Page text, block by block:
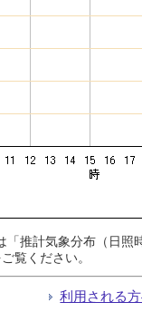
推計気象分布（日
覧ください。
利用される